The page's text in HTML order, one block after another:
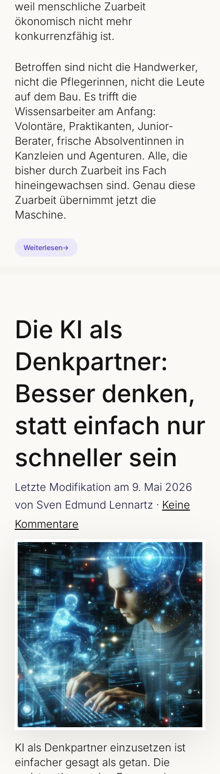
weil menschliche Zuarbeit
ökonomisch nicht mehr
konkurrenzfähig ist.
Betroffen sind nicht die Handwerker,
nicht die Pflegerinnen, nicht die Leute
auf dem Bau. Es trifft die
Wissensarbeiter am Anfang:
Volontäre, Praktikanten, Junior-
Berater, frische Absolventinnen in
Kanzleien und Agenturen. Alle, die
bisher durch Zuarbeit ins Fach
hineingewachsen sind. Genau diese
Zuarbeit übernimmt jetzt die
Maschine.
Weiterlesen
Die KI als
Denkpartner:
Besser denken,
statt einfach nur
schneller sein
Letzte Modifikation am 9. Mai 2026
von Sven Edmund Lennartz · Keine
Kommentare
KI als Denkpartner einzusetzen ist
einfacher gesagt als getan. Die